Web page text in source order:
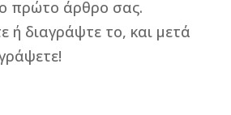
πρώτο άρθρο σας.
ή διαγράψτε το, και μετά